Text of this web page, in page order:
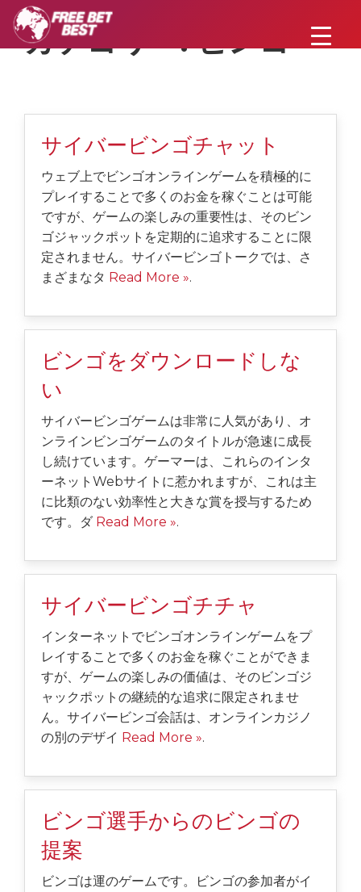
カテゴリー:ビンゴ
サイバービンゴチャット
ウェブ上でビンゴオンラインゲームを積極的に
プレイすることで多くのお金を稼ぐことは可能
ですが、ゲームの楽しみの重要性は、そのビン
ゴジャックポットを定期的に追求することに限
定されません。サイバービンゴトークでは、さ
まざまなタ Read More ».
ビンゴをダウンロードしな
い
サイバービンゴゲームは非常に人気があり、オ
ンラインビンゴゲームのタイトルが急速に成長
し続けています。ゲーマーは、これらのインタ
ーネットWebサイトに惹かれますが、これは主
に比類のない効率性と大きな賞を授与するため
です。ダ Read More ».
サイバービンゴチチャ
インターネットでビンゴオンラインゲームをプ
レイすることで多くのお金を稼ぐことができま
すが、ゲームの楽しみの価値は、そのビンゴジ
ャックポットの継続的な追求に限定されませ
ん。サイバービンゴ会話は、オンラインカジノ
の別のデザイ Read More ».
ビンゴ選手からのビンゴの
提案
ビンゴは運のゲームです。ビンゴの参加者がイ